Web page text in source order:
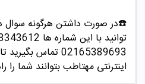
☎️در صورت داشتن هرگونه سوال
02165389693تماس بگیرید
اینترنتی مهتاطب بتوانند شما را